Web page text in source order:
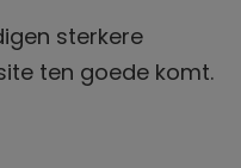
sterkere
ten goede komt.